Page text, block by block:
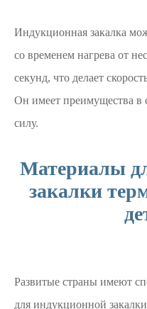
Индукционная закалка
со временем нагрева от
секунд, что делает
Он имеет преимущества в
силу.
Материалы
закалки
Развитые страны имеют
для индукционной